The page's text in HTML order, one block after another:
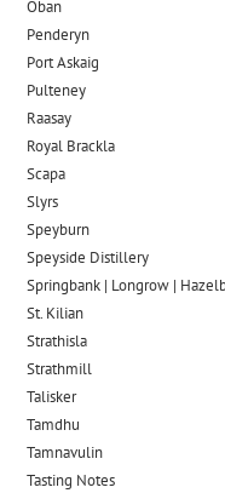
Oban
Penderyn
Port Askaig
Pulteney
Raasay
Royal Brackla
Scapa
Slyrs
Speyburn
Speyside Distillery
Springbank | Longrow |
St. Kilian
Strathisla
Strathmill
Talisker
Tamdhu
Tamnavulin
Tasting Notes